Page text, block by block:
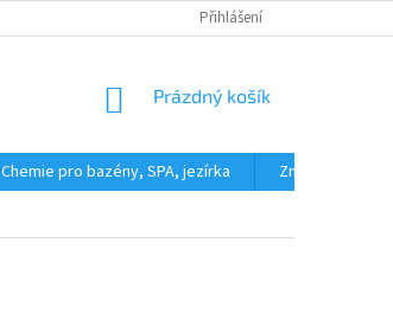
FORMULÁŘ PRO ODSTOUPENÍ OD KUPNÍ
Přihlášení
NÁKUPNÍ
Prázdný košík
Chemie pro bazény, SPA, jezírka
Značky